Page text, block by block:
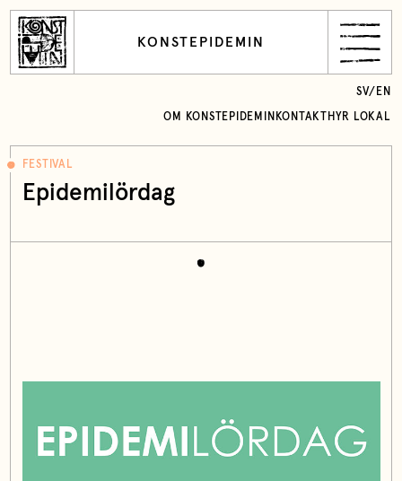
KONSTEPIDEMIN
OM KONSTEPIDEMIN KONTAKT HYR LOKAL
SV/ EN
FESTIVAL
Epidemilördag